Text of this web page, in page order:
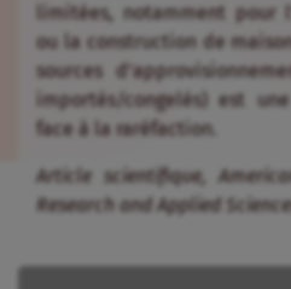
limitées, notamment pour
ou la construction de
sources
importés/congelés) est
face à la raréfaction.
Article scientifique,
Research and Applied